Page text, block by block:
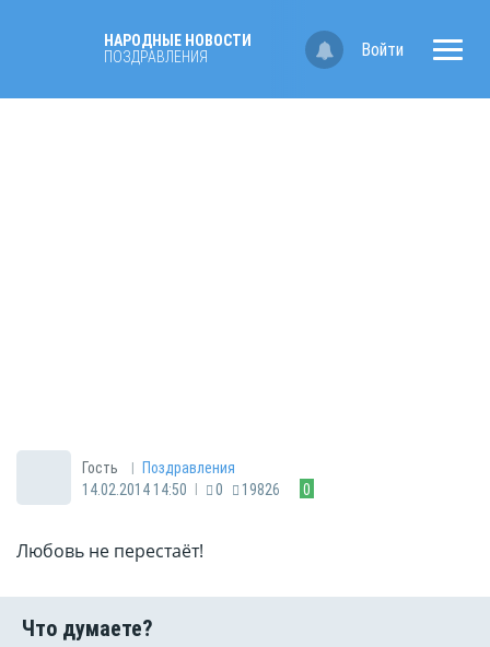
НАРОДНЫЕ НОВОСТИ
ПОЗДРАВЛЕНИЯ
Войти
Гость |
Поздравления
14.02.2014 14:50 | 0 19826 0
Любовь не перестаёт!